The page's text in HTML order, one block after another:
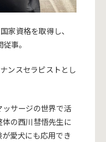
家資格を取得し、
事。
ンスセラピストとし
サージの世界で活
の西川彗悟先生に
愛犬にも応用でき